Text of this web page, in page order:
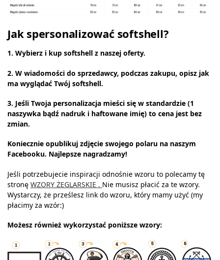
Jak spersonalizować softshell?
1. Wybierz i kup softshell z naszej oferty.
2. W wiadomości do sprzedawcy, podczas zakupu, opisz jak
ma wyglądać Twój softshell.
3. Jeśli Twoja personalizacja mieści się w standardzie (1
naszywka bądź nadruk i haftowane imię) to cena jest bez
zmian.
Koniecznie opublikuj zdjęcie swojego polaru na naszym
Facebooku. Najlepsze nagradzamy!
Jeśli potrzebujecie inspiracji odnośnie wzoru to polecamy tę
stronę WZORY ŻEGLARSKIE . Nie musisz płacić za te wzory.
Wystarczy, że prześlesz link do wzoru, który mamy użyć (my
płacimy za wzór:)
Możesz również wykorzystać poniższe wzory: